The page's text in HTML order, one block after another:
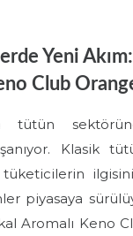
Yeni
Club
tütün
Klasik
tüketicilerin
piyasaya
Aromalı Keno